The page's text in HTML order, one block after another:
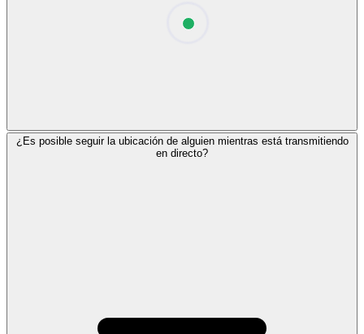
¿Es posible seguir la ubicación de alguien mientras está transmitiendo
en directo?